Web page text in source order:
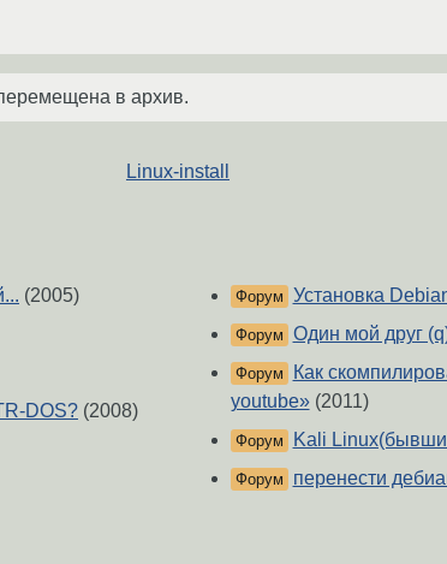
в архив.
Linux-install
(2005)
DOS? (2008)
Форум Установка
Форум Один мой друг
Форум
Как
youtube»(2011)
Форум Kali
Форум перенести